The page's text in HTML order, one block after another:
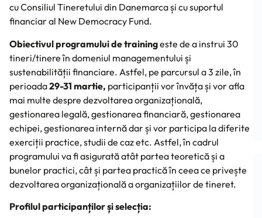
cu Consiliul Tineretului din Danemarca și cu suportul
financiar al New Democracy Fund.
Obiectivul programului de trainingeste de a instrui 30
tineri/tinere în domeniul managementului și
sustenabilității financiare. Astfel, pe parcursul a 3 zile, în
perioada29-31 martie, participanții vor învăța și vor afla
mai multe despre dezvoltarea organizațională,
gestionarea legală, gestionarea financiară, gestionarea
echipei, gestionarea internă dar și vor participa la diferite
exerciții practice, studii de caz etc. Astfel, în cadrul
programului va fi asigurată atât partea teoretică și a
bunelor practici, cât și partea practică în ceea ce privește
dezvoltarea organizațională a organizațiilor de tineret.
Profilul participanților și selecția: